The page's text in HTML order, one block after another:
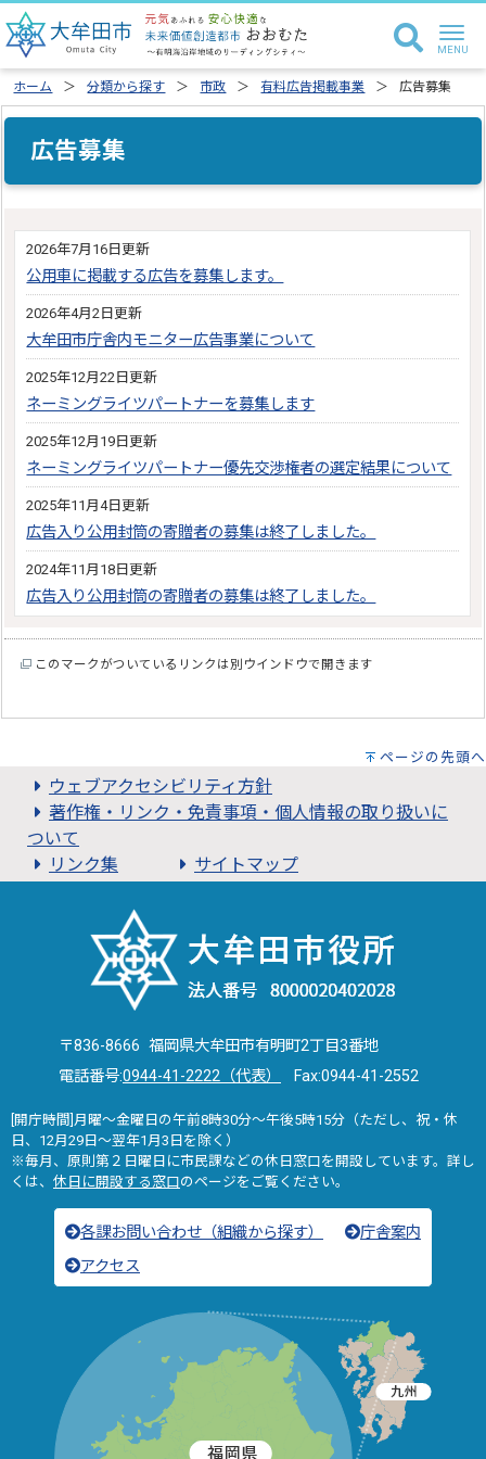
ホーム 分類から探す 市政 有料広告掲載事業 広告募集
広告募集
2026年7月16日更新
公用車に掲載する広告を募集します。
2026年4月2日更新
大牟田市庁舎内モニター広告事業について
2025年12月22日更新
ネーミングライツパートナーを募集します
2025年12月19日更新
ネーミングライツパートナー優先交渉権者の選定結果について
2025年11月4日更新
広告入り公用封筒の寄贈者の募集は終了しました。
2024年11月18日更新
広告入り公用封筒の寄贈者の募集は終了しました。
このマークがついているリンクは別ウインドウで開きます
ページの先頭へ
ウェブアクセシビリティ方針
著作権・リンク・免責事項・個人情報の取り扱いに
ついて
リンク集
サイトマップ
〒836-8666 福岡県大牟田市有明町2丁目3番地
電話番号:0944-41-2222（代表） Fax:0944-41-2552
[開庁時間]月曜～金曜日の午前8時30分～午後5時15分（ただし、祝・休
日、12月29日～翌年1月3日を除く）
※毎月、原則第２日曜日に市民課などの休日窓口を開設しています。詳し
くは、 休日に開設する窓口のページをご覧ください。
各課お問い合わせ（組織から探す）
庁舎案内
アクセス